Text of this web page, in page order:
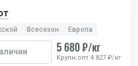
Всесезон Европа
5 680 ₽/кг
Крупн.опт 4 827 ₽/кг